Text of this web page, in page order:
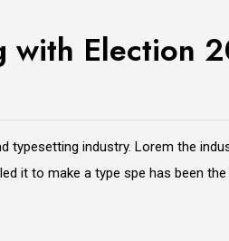
with Election
industry. Lorem the
it to make a type spe has been